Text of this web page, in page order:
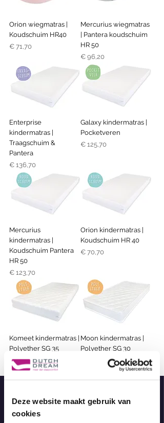
Deze website maakt gebruik van
cookies
Orion wiegmatras |
Koudschuim HR40
Prijs
€ 71,70
Mercurius wiegmatras
| Pantera koudschuim
HR 50
Prijs
€ 96,20
Enterprise
kindermatras |
Traagschuim &
Pantera
Prijs
€ 136,70
Galaxy kindermatras |
Pocketveren
Prijs
€ 125,70
Mercurius
kindermatras |
Koudschuim Pantera
HR 50
Prijs
€ 123,70
Orion kindermatras |
Koudschuim HR 40
Prijs
€ 70,70
Komeet kindermatras |
Polyether SG 35
Prijs
€ 59,70
Moon kindermatras |
Polyether SG 30